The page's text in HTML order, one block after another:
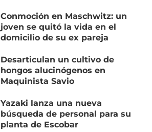
Conmoción en Maschwitz: un
joven se quitó la vida en el
domicilio de su ex pareja
Desarticulan un cultivo de
hongos alucinógenos en
Maquinista Savio
Yazaki lanza una nueva
búsqueda de personal para su
planta de Escobar